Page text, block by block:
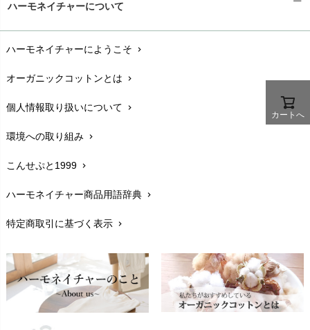
カートへ
配送と送料chevron_right
在庫状況と発送予定chevron_right
サイズ・寸法chevron_right
生地・素材chevron_right
お手入れについて
レビューを書こうchevron_right
返品交換chevron_right
FAXでのご注文
お問い合わせchevron_right
ハーモネイチャーについて
ハーモネイチャーにようこそ chevron_right
オーガニックコットンとは chevron_right
個人情報取り扱いについて chevron_right
環境への取り組み chevron_right
こんせぷと1999 chevron_right
ハーモネイチャー商品用語辞典 chevron_right
特定商取引に基づく表示 chevron_right